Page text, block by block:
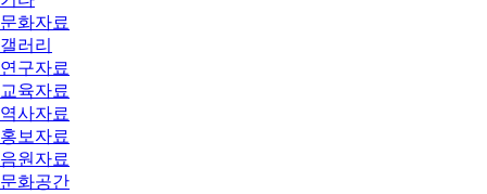
문화자료
갤러리
연구자료
교육자료
역사자료
홍보자료
음원자료
문화공간